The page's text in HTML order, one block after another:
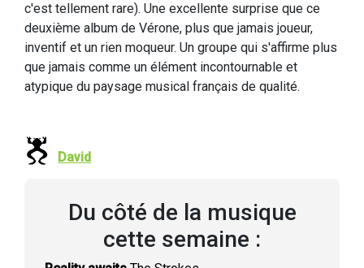
c'est tellement rare). Une excellente surprise que ce
deuxième album de Vérone, plus que jamais joueur,
inventif et un rien moqueur. Un groupe qui s'affirme plus
que jamais comme un élément incontournable et
atypique du paysage musical français de qualité.
David
Du côté de la musique
cette semaine :